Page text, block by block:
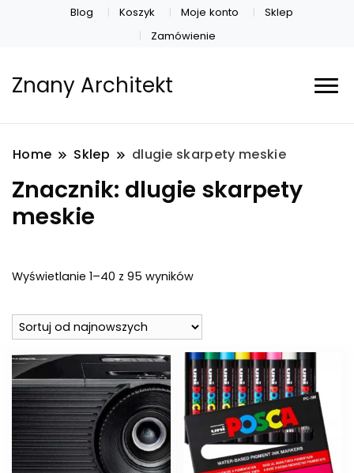
Blog Koszyk Moje konto
Sklep
Zamówienie
Znany Architekt
Home Sklep dlugie skarpety meskie
Znacznik: dlugie skarpety
meskie
Wyświetlanie 1–40 z 95 wynikówPosortowane
najnowszych